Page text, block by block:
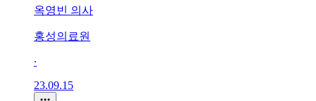
옥영빈 의사
홍성의료원
∙
23.09.15